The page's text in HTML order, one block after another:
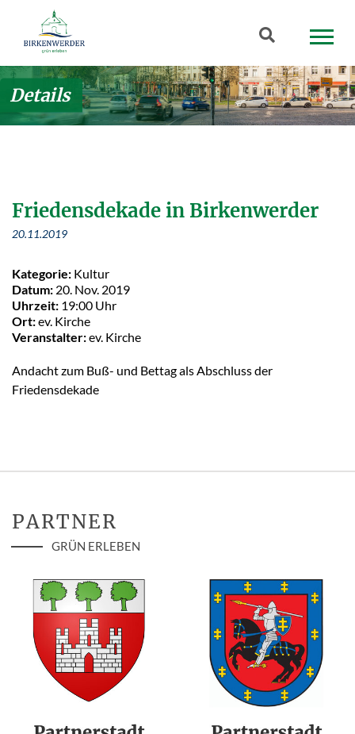
Zum Hauptinhalt springen
Suchbegriff
Details
Friedensdekade in Birkenwerder
20.11.2019
Kategorie: Kultur
Datum: 20. Nov. 2019
Uhrzeit: 19:00 Uhr
Ort:ev. Kirche
Veranstalter:ev. Kirche
Andacht zum Buß- und Bettag als Abschluss der
Friedensdekade
PARTNER
GRÜN ERLEBEN